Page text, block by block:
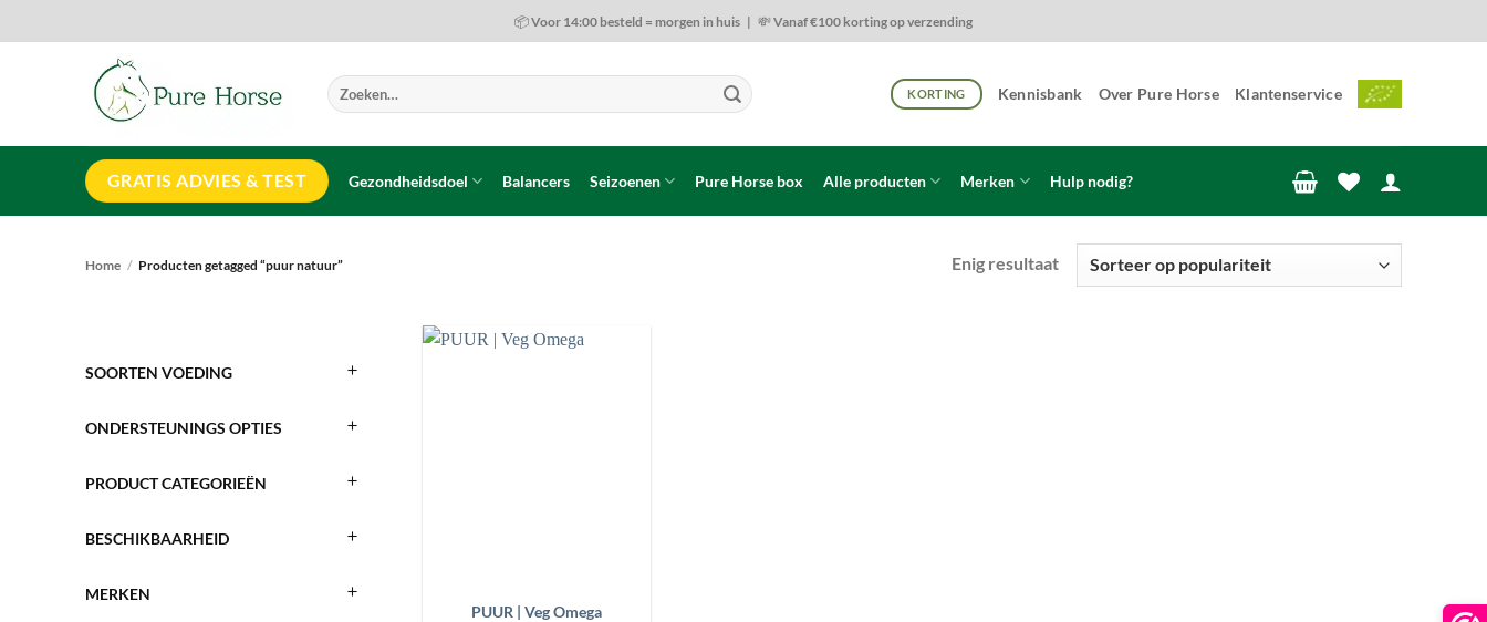
naar
📦 Voor 14:00 besteld = morgen in huis | 💸 Vanaf €100 korting op verzending
Zoeken
naar:
KORTING Kennisbank Over Pure Horse Klantenservice
GRATIS ADVIES & TEST Gezondheidsdoel Balancers Seizoenen Pure Horse box Alle producten Merken Hulp nodig?
Home / Producten getagged “puur natuur” Enig resultaat
SOORTEN VOEDING
ONDERSTEUNINGS OPTIES
PRODUCT CATEGORIEËN
BESCHIKBAARHEID
MERKEN
PUUR | Veg Omega